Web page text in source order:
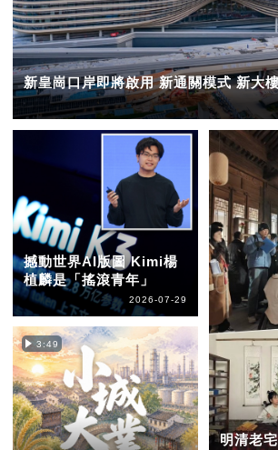
新皇崗口岸即將啟用 新通關模式 新大
撼動世界AI版圖 Kimi楊
植麟是「搖滾青年」
2026-07-29
3:49
明清老